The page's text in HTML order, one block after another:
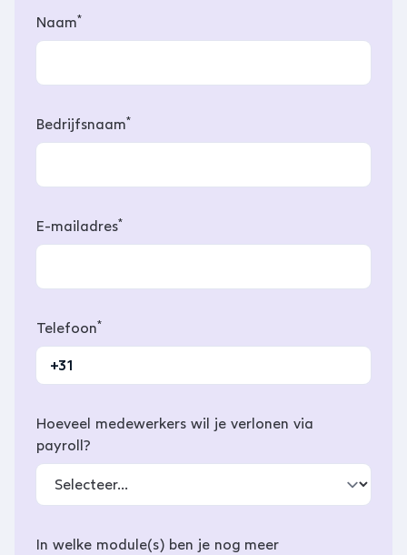
Naam*
Bedrijfsnaam*
E-mailadres*
Telefoon*
Hoeveel medewerkers wil je verlonen via
payroll?
In welke module(s) ben je nog meer